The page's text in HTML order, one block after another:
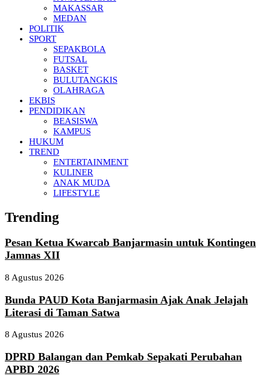
MAKASSAR
MEDAN
POLITIK
SPORT
SEPAKBOLA
FUTSAL
BASKET
BULUTANGKIS
OLAHRAGA
EKBIS
PENDIDIKAN
BEASISWA
KAMPUS
HUKUM
TREND
ENTERTAINMENT
KULINER
ANAK MUDA
LIFESTYLE
Trending
Pesan Ketua Kwarcab Banjarmasin untuk Kontingen
Jamnas XII
8 Agustus 2026
Bunda PAUD Kota Banjarmasin Ajak Anak Jelajah
Literasi di Taman Satwa
8 Agustus 2026
DPRD Balangan dan Pemkab Sepakati Perubahan
APBD 2026